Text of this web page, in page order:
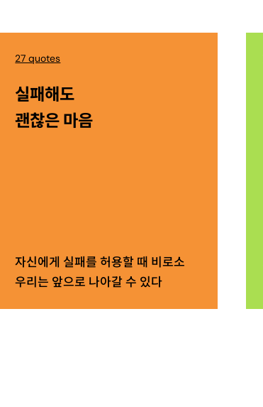
27 quotes
실패해도
괜찮은 마음
자신에게 실패를 허용할 때 비로소
우리는 앞으로 나아갈 수 있다